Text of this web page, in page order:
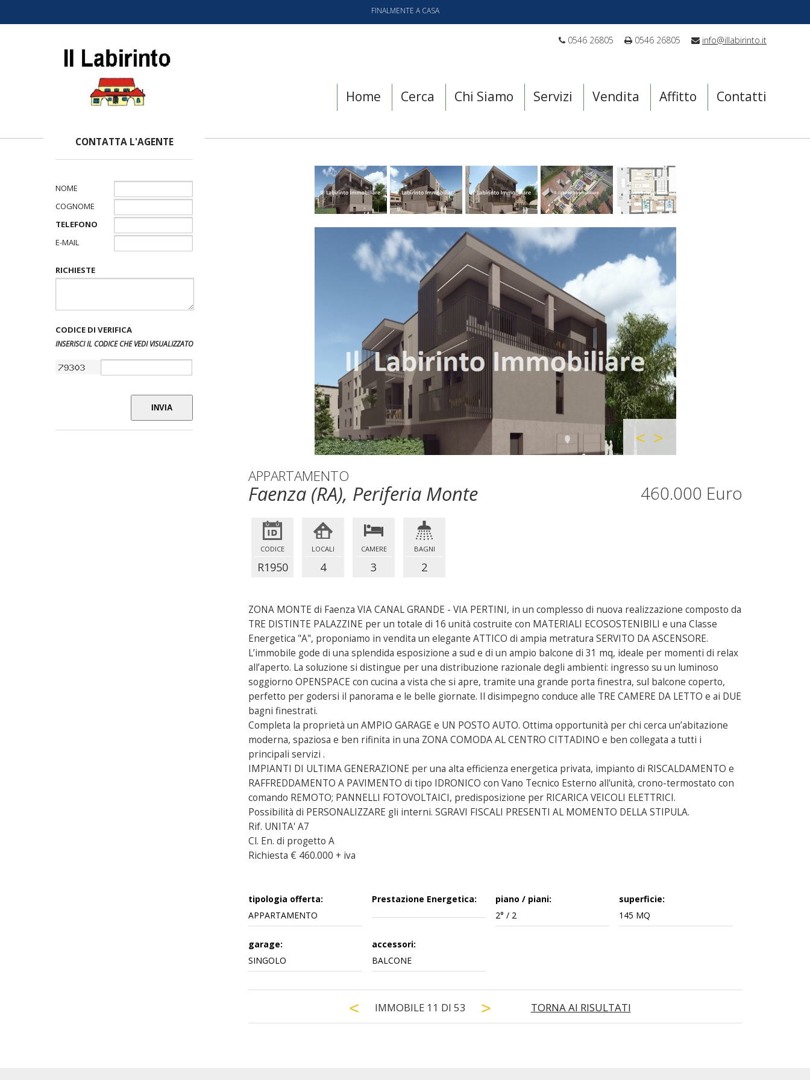
FINALMENTE A CASA
0546 26805 0546 26805 info@illabirinto.it
Home Cerca Chi Siamo Servizi Vendita Affitto Contatti
CONTATTA L'AGENTE
NOME
COGNOME
TELEFONO
E-MAIL
RICHIESTE
CODICE DI VERIFICA
INSERISCI IL CODICE CHE VEDI VISUALIZZATO
INVIA
APPARTAMENTO
Faenza (RA), Periferia Monte 460.000 Euro
CODICE
R1950
LOCALI
4
CAMERE
3
BAGNI
2
ZONA MONTE di Faenza VIA CANAL GRANDE - VIA PERTINI, in un complesso di nuova realizzazione composto da
TRE DISTINTE PALAZZINE per un totale di 16 unità costruite con MATERIALI ECOSOSTENIBILI e una Classe
Energetica "A", proponiamo in vendita un elegante ATTICO di ampia metratura SERVITO DA ASCENSORE.
L’immobile gode di una splendida esposizione a sud e di un ampio balcone di 31 mq, ideale per momenti di relax
all’aperto. La soluzione si distingue per una distribuzione razionale degli ambienti: ingresso su un luminoso
soggiorno OPENSPACE con cucina a vista che si apre, tramite una grande porta finestra, sul balcone coperto,
perfetto per godersi il panorama e le belle giornate. Il disimpegno conduce alle TRE CAMERE DA LETTO e ai DUE
bagni finestrati.
Completa la proprietà un AMPIO GARAGE e UN POSTO AUTO. Ottima opportunità per chi cerca un’abitazione
moderna, spaziosa e ben rifinita in una ZONA COMODA AL CENTRO CITTADINO e ben collegata a tutti i
principali servizi .
IMPIANTI DI ULTIMA GENERAZIONE per una alta efficienza energetica privata, impianto di RISCALDAMENTO e
RAFFREDDAMENTO A PAVIMENTO di tipo IDRONICO con Vano Tecnico Esterno all'unità, crono-termostato con
comando REMOTO; PANNELLI FOTOVOLTAICI, predisposizione per RICARICA VEICOLI ELETTRICI.
Possibilità di PERSONALIZZARE gli interni. SGRAVI FISCALI PRESENTI AL MOMENTO DELLA STIPULA.
Rif. UNITA' A7
Cl. En. di progetto A
Richiesta € 460.000 + iva
tipologia offerta:
APPARTAMENTO
Prestazione Energetica:
piano / piani:
2° / 2
superficie:
145 MQ
garage:
SINGOLO
accessori:
BALCONE
IMMOBILE 11 DI 53 TORNA AI RISULTATI